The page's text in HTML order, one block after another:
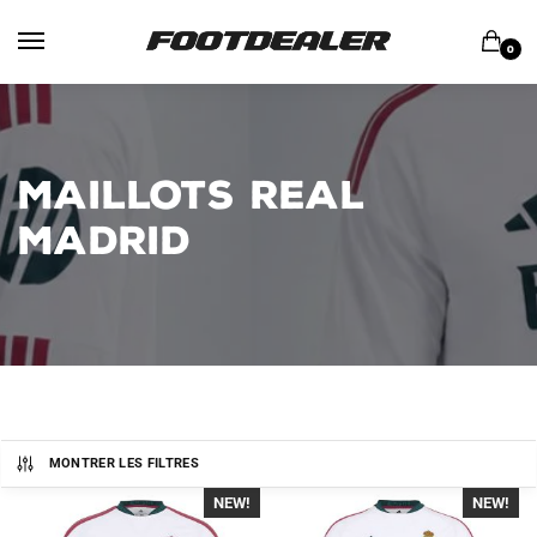
0
MAILLOTS REAL
MADRID
MONTRER LES FILTRES
-40%
NEW! -40%
NEW!